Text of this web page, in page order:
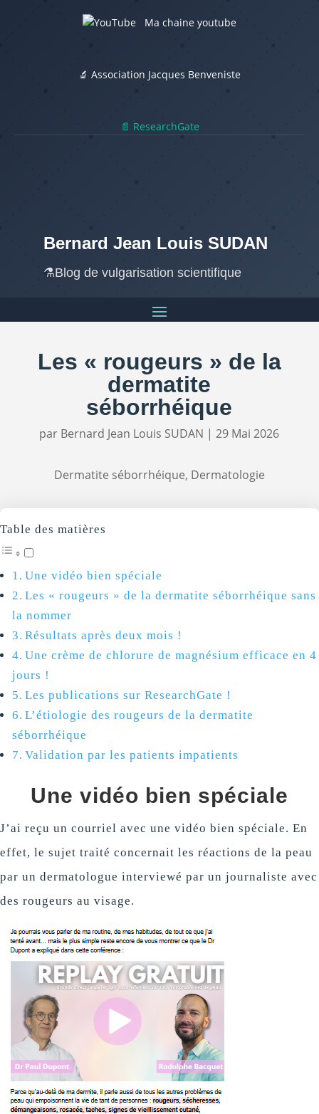
Ma chaine youtube
🔬 Association Jacques Benveniste
📄 ResearchGate
Bernard Jean Louis SUDAN
⚗️Blog de vulgarisation scientifique
Les « rougeurs » de la
dermatite
séborrhéique
par Bernard Jean Louis SUDAN |29 Mai 2026
Dermatite séborrhéique, Dermatologie
Table des matières
Une vidéo bien spéciale
Les « rougeurs » de la dermatite séborrhéique sans
la nommer
Résultats après deux mois !
Une crème de chlorure de magnésium efficace en 4
jours !
Les publications sur ResearchGate !
L’étiologie des rougeurs de la dermatite
séborrhéique
Validation par les patients impatients
Une vidéo bien spéciale
J’ai reçu un courriel avec une vidéo bien spéciale. En
effet, le sujet traité concernait les réactions de la peau
par un dermatologue interviewé par un journaliste avec
des rougeurs au visage.